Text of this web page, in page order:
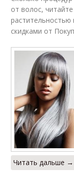
от волос,
растительностью
скидками от
Читать дальше →